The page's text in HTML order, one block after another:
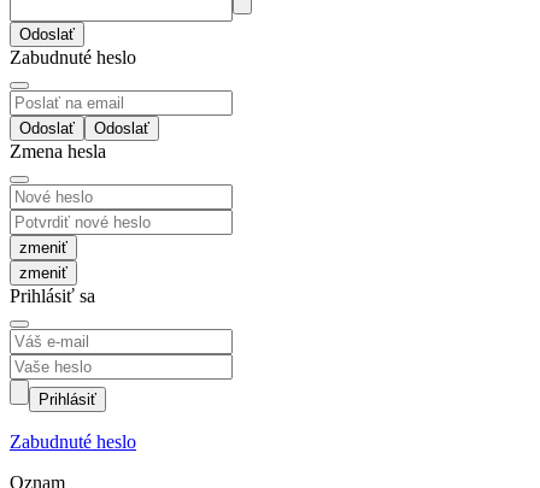
Odoslať
Zabudnuté heslo
Odoslať
Zmena hesla
zmeniť
Prihlásiť sa
Prihlásiť
Zabudnuté heslo
Oznam